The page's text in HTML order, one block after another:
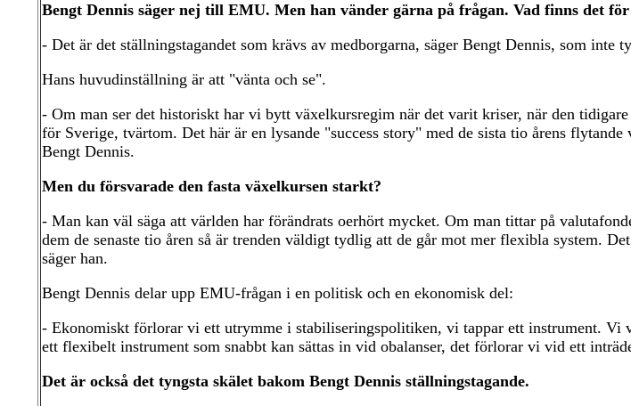
Bengt Dennis säger nej till EMU. Men han vänder gärna på frågan. Vad finns det
- Det är det ställningstagandet som krävs av medborgarna, säger Bengt Dennis, som inte
Hans huvudinställning är att "vänta och se".
- Om man ser det historiskt har vi bytt växelkursregim när det varit kriser, när den
för Sverige, tvärtom. Det här är en lysande "success story" med de sista tio årens
Bengt Dennis.
Men du försvarade den fasta växelkursen starkt?
- Man kan väl säga att världen har förändrats oerhört mycket. Om man tittar på
dem de senaste tio åren så är trenden väldigt tydlig att de går mot mer flexibla system.
säger han.
Bengt Dennis delar upp EMU-frågan i en politisk och en ekonomisk del:
- Ekonomiskt förlorar vi ett utrymme i stabiliseringspolitiken, vi tappar ett instrument.
ett flexibelt instrument som snabbt kan sättas in vid obalanser, det förlorar vi vid ett
Det är också det tyngsta skälet bakom Bengt Dennis ställningstagande.